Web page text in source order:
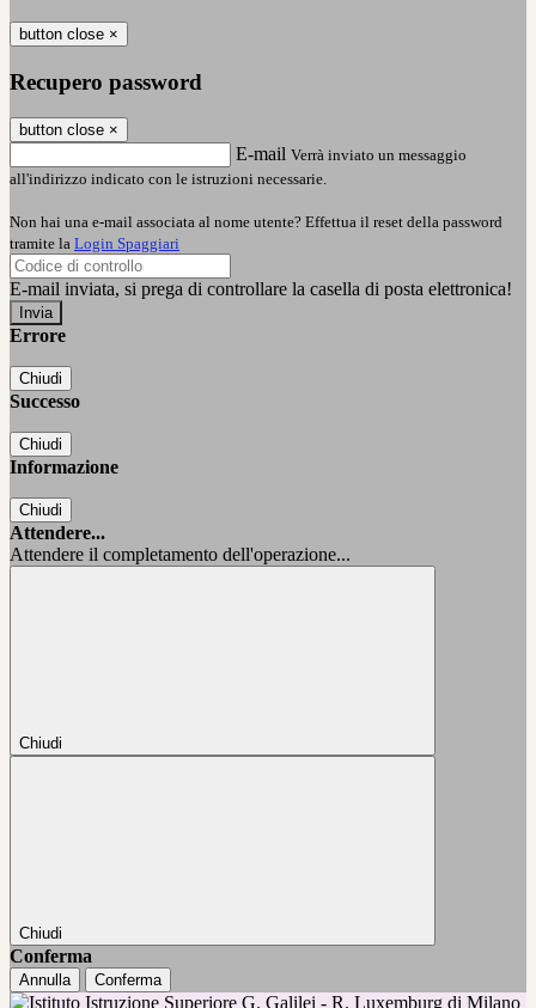
button close ×
Recupero password
button close ×
E-mail Verrà inviato un messaggio
all'indirizzo indicato con le istruzioni necessarie.
Non hai una e-mail associata al nome utente? Effettua il reset della password
tramite la Login Spaggiari
E-mail inviata, si prega di controllare la casella di posta elettronica!
Errore
Chiudi
Successo
Chiudi
Informazione
Chiudi
Attendere...
Attendere il completamento dell'operazione...
Chiudi
Chiudi
Conferma
Annulla Conferma